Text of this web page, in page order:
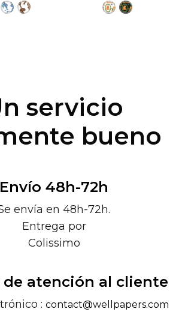
servicio
bueno
Envío 48h-72h
envía en 48h-72h.
Entrega por
Colissimo
de atención al cliente
: contact@wellpapers.com